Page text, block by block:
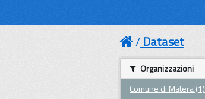
Dataset
Organizzazioni
Comune di Matera (1)